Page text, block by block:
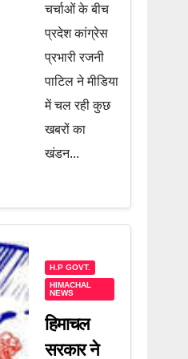
चर्चाओं के बीच
प्रदेश कांग्रेस
प्रभारी रजनी
पाटिल ने मीडिया
में चल रही कुछ
खबरों का
खंडन...
H.P GOVT.
HIMACHAL
NEWS
हिमाचल
सरकार ने